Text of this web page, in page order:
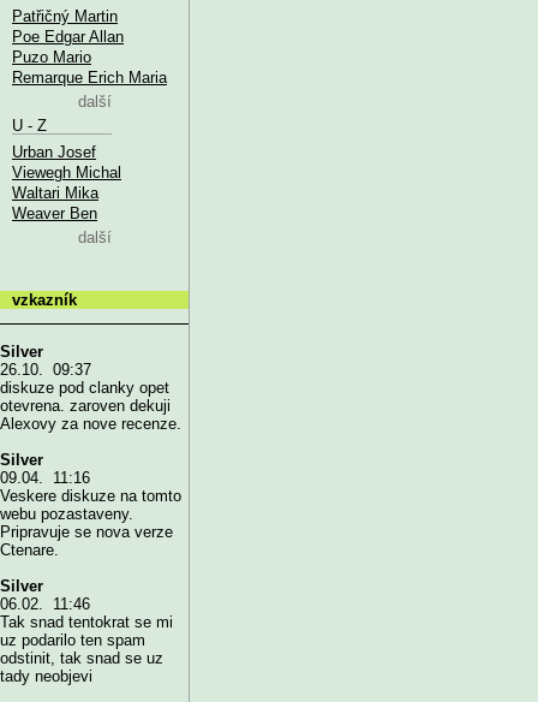
Patřičný Martin
Poe Edgar Allan
Puzo Mario
Remarque Erich Maria
další
U - Z
Urban Josef
Viewegh Michal
Waltari Mika
Weaver Ben
další
vzkazník
Silver
26.10. 09:37
diskuze pod clanky opet
otevrena. zaroven dekuji
Alexovy za nove recenze.
Silver
09.04. 11:16
Veskere diskuze na tomto
webu pozastaveny.
Pripravuje se nova verze
Ctenare.
Silver
06.02. 11:46
Tak snad tentokrat se mi
uz podarilo ten spam
odstinit, tak snad se uz
tady neobjevi